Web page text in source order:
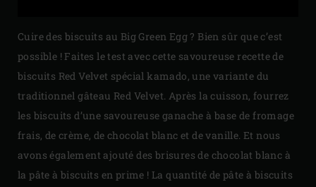
Cuire des biscuits au Big Green Egg ? Bien sûr que c’est
possible ! Faites le test avec cette savoureuse recette de
biscuits Red Velvet spécial kamado, une variante du
traditionnel gâteau Red Velvet. Après la cuisson, fourrez
les biscuits d’une savoureuse ganache à base de fromage
frais, de crème, de chocolat blanc et de vanille. Et nous
avons également ajouté des brisures de chocolat blanc à
la pâte à biscuits en prime ! La quantité de pâte à biscuits